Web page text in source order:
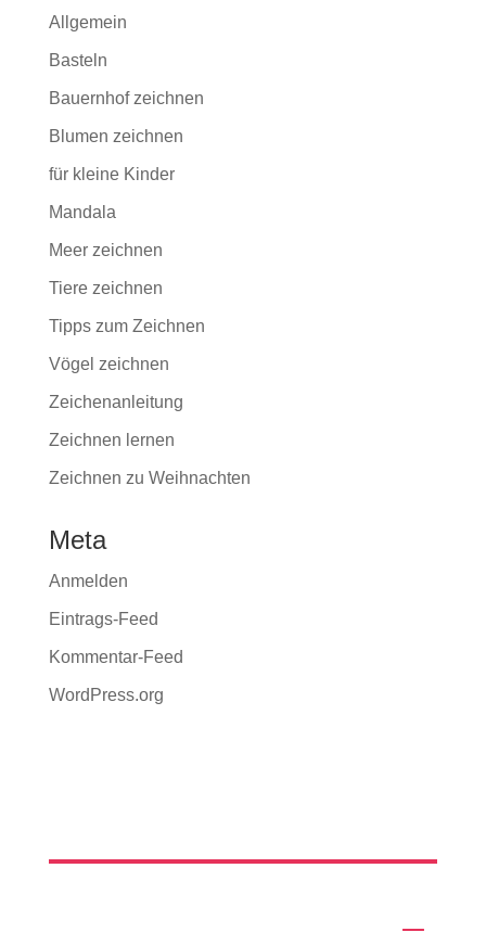
Allgemein
Basteln
Bauernhof zeichnen
Blumen zeichnen
für kleine Kinder
Mandala
Meer zeichnen
Tiere zeichnen
Tipps zum Zeichnen
Vögel zeichnen
Zeichenanleitung
Zeichnen lernen
Zeichnen zu Weihnachten
Meta
Anmelden
Eintrags-Feed
Kommentar-Feed
WordPress.org